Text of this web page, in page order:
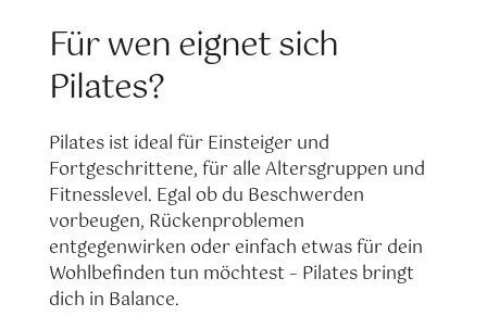
Für wen eignet sich
Pilates?
Pilates ist ideal für Einsteiger und
Fortgeschrittene, für alle Altersgruppen und
Fitnesslevel. Egal ob du Beschwerden
vorbeugen, Rückenproblemen
entgegenwirken oder einfach etwas für dein
Wohlbefinden tun möchtest – Pilates bringt
dich in Balance.